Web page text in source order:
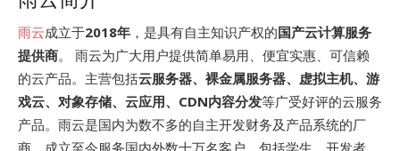
雨云成立于2018年 ，是具有自主知识产权的国产云计算服务
提供商。 雨云为广大用户提供简单易用、便宜实惠、可信赖
的云产品。主营包括云服务器、裸金属服务器、虚拟主机、游
戏云、对象存储、云应用、CDN内容分发等广受好评的云服务
产品。雨云是国内为数不多的自主开发财务及产品系统的厂
商，成立至今服务国内外数十万名客户，包括学生、开发者、